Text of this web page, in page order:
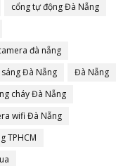
cổng tự động Đà Nẵng
đà nẵng
Đà Nẵng
Đà Nẵng
cháy Đà Nẵng
wifi Đà Nẵng
TPHCM